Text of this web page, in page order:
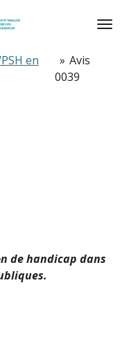
en
» Avis
0039
de handicap dans